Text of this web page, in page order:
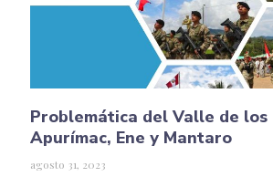
Problemática del Valle de los
Apurímac, Ene y Mantaro
agosto 31, 2023